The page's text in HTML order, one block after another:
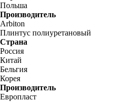
Польша
Производитель
Arbiton
Плинтус полиуретановый
Страна
Россия
Китай
Бельгия
Корея
Производитель
Европласт